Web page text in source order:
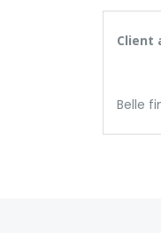
Client
Belle